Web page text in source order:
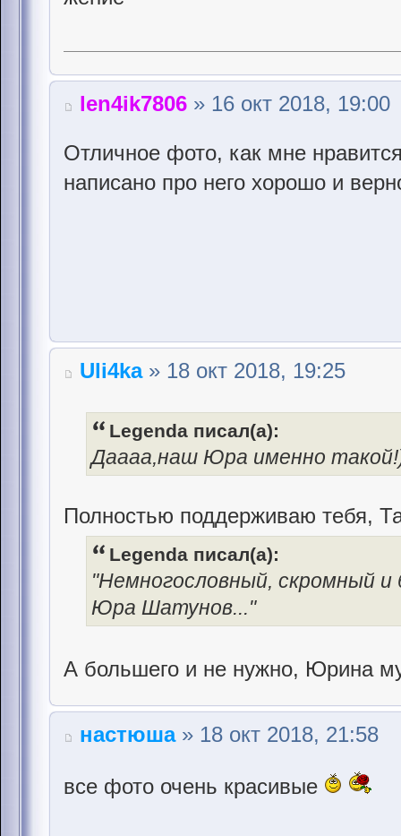
len4ik7806 » 16 окт 2018, 19:00
Отличное фото, как мне
написано про него хорошо и
Uli4ka» 18 окт 2018, 19:25
Legenda писал(а):
Даааа,наш Юра именно
Полностью поддерживаю тебя,
Legenda писал(а):
"Немногословный, скромный
Юра Шатунов..."
А большего и не нужно, Юрина
настюша» 18 окт 2018, 21:58
все фото очень красивые